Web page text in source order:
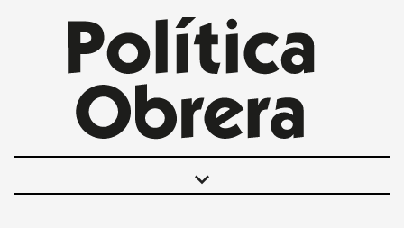
keyboard_arrow_down